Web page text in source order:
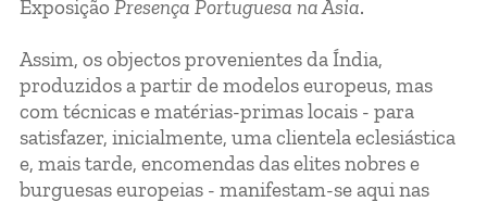
Exposição Presença Portuguesa na Ásia.
Assim, os objectos provenientes da Índia,
produzidos a partir de modelos europeus, mas
com técnicas e matérias-primas locais - para
satisfazer, inicialmente, uma clientela eclesiástica
e, mais tarde, encomendas das elites nobres e
burguesas europeias - manifestam-se aqui nas